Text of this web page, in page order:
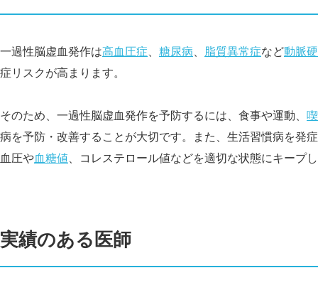
一過性脳虚血発作は高血圧症、 糖尿病、 脂質異常症など動脈
症リスクが高まります。
そのため、一過性脳虚血発作を予防するには、食事や運動、
病を予防・改善することが大切です。また、生活習慣病を発
血圧や血糖値、コレステロール値などを適切な状態にキープ
実績のある医師